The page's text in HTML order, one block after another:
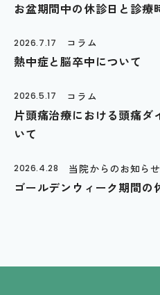
お盆期間中の休診日と診療
2026.7.17 コラム
熱中症と脳卒中について
2026.5.17 コラム
片頭痛治療における頭痛ダ
いて
2026.4.28 当院からのお知らせ
ゴールデンウィーク期間の